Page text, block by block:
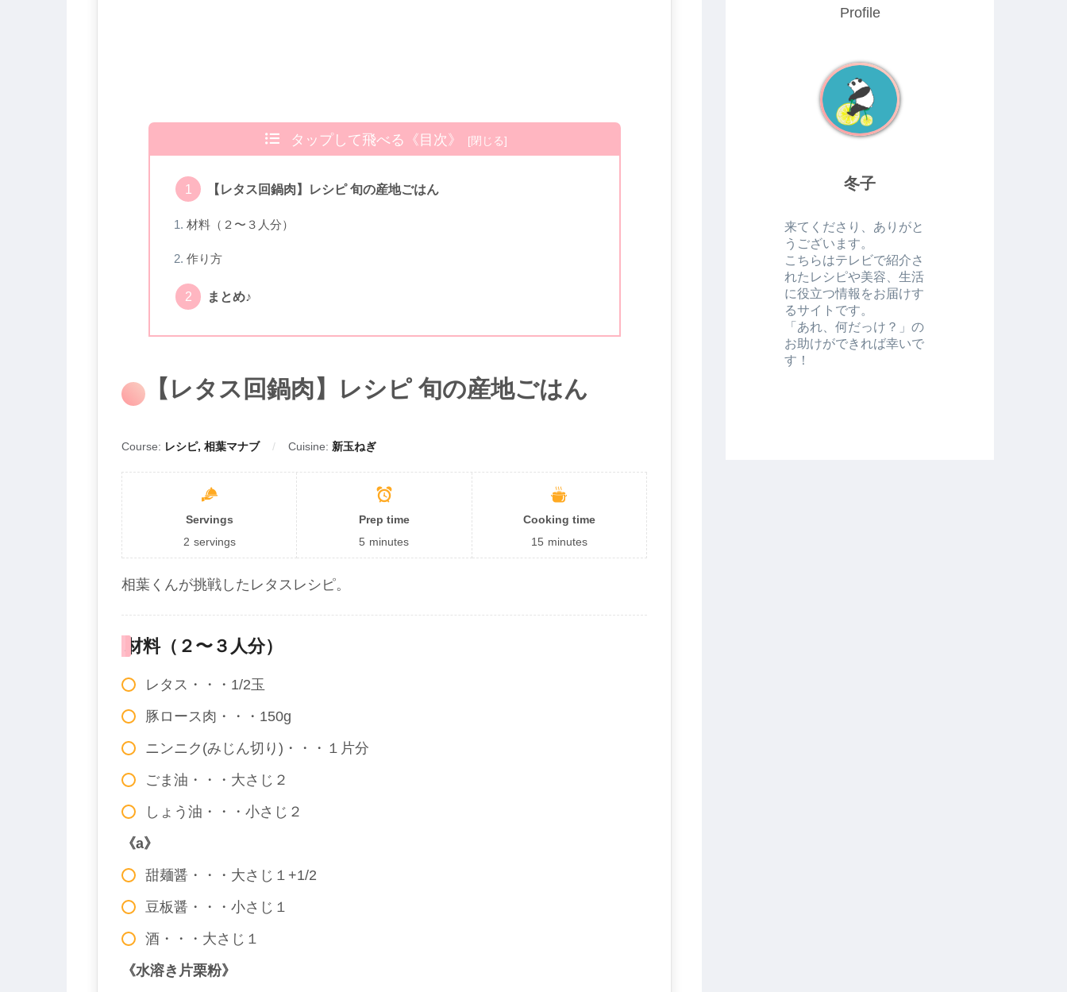
タップして飛べる《目次》
【レタス回鍋肉】レシピ 旬の産地ごはん
材料（２〜３人分）
作り方
まとめ♪
【レタス回鍋肉】レシピ 旬の産地ごはん
Course: レシピ, 相葉マナブ Cuisine: 新玉ねぎ
Servings
2 servings
Prep time
5 minutes
Cooking time
15 minutes
相葉くんが挑戦したレタスレシピ。
材料（２〜３人分）
レタス・・・1/2玉
豚ロース肉・・・150g
ニンニク(みじん切り)・・・１片分
ごま油・・・大さじ２
しょう油・・・小さじ２
《a》
甜麺醤・・・大さじ１+1/2
豆板醤・・・小さじ１
酒・・・大さじ１
《水溶き片栗粉》
Profile
冬子
来てくださり、ありがと
うございます。
こちらはテレビで紹介さ
れたレシピや美容、生活
に役立つ情報をお届けす
るサイトです。
「あれ、何だっけ？」の
お助けができれば幸いで
す！